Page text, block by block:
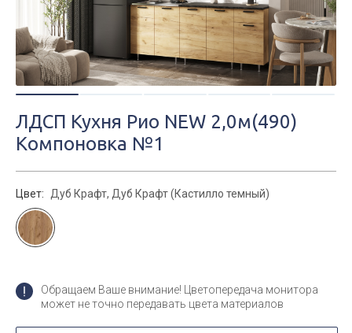
ЛДСП Кухня Рио NEW 2,0м(490)
Компоновка №1
Цвет: Дуб Крафт, Дуб Крафт (Кастилло темный)
Обращаем Ваше внимание! Цветопередача монитора
может не точно передавать цвета материалов